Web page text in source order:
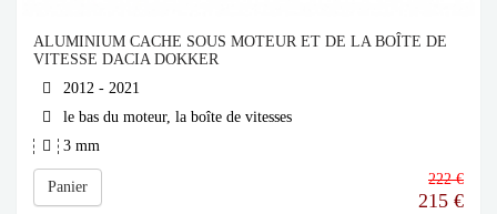
ALUMINIUM CACHE SOUS MOTEUR ET DE LA BOÎTE DE
VITESSE DACIA DOKKER
2012 - 2021
le bas du moteur, la boîte de vitesses
3 mm
Panier 222 €
215 €